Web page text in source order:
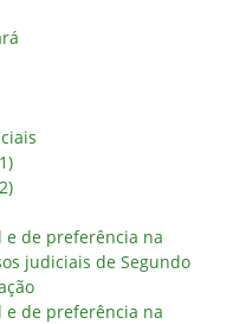
e de preferência na
judiciais de Segundo
e de preferência na